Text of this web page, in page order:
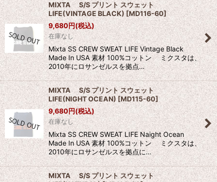
MIXTA S/S プリント スウェット
LIFE(VINTAGE BLACK)[MD116-60]
9,680円(税込)
在庫なし
Mixta SS CREW SWEAT LIFE Vintage Black
Made In USA 素材 100%コットン ミクスタは、
2010年にロサンゼルスを拠点…
MIXTA S/S プリント スウェット
LIFE(NIGHT OCEAN) [MD115-60]
9,680円(税込)
在庫なし
Mixta SS CREW SWEAT LIFE Naight Ocean
Made In USA 素材 100%コットン ミクスタは、
2010年にロサンゼルスを拠点に…
MIXTA S/S プリント スウェット